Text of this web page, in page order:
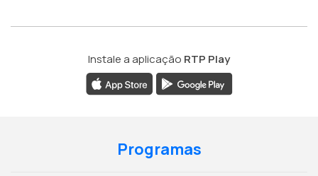
Instale a aplicação RTP Play
Programas